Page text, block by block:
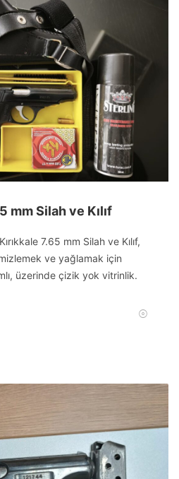
mm Silah ve Kılıf
7.65 mm Silah ve Kılıf,
ve yağlamak için
üzerinde çizik yok vitrinlik.